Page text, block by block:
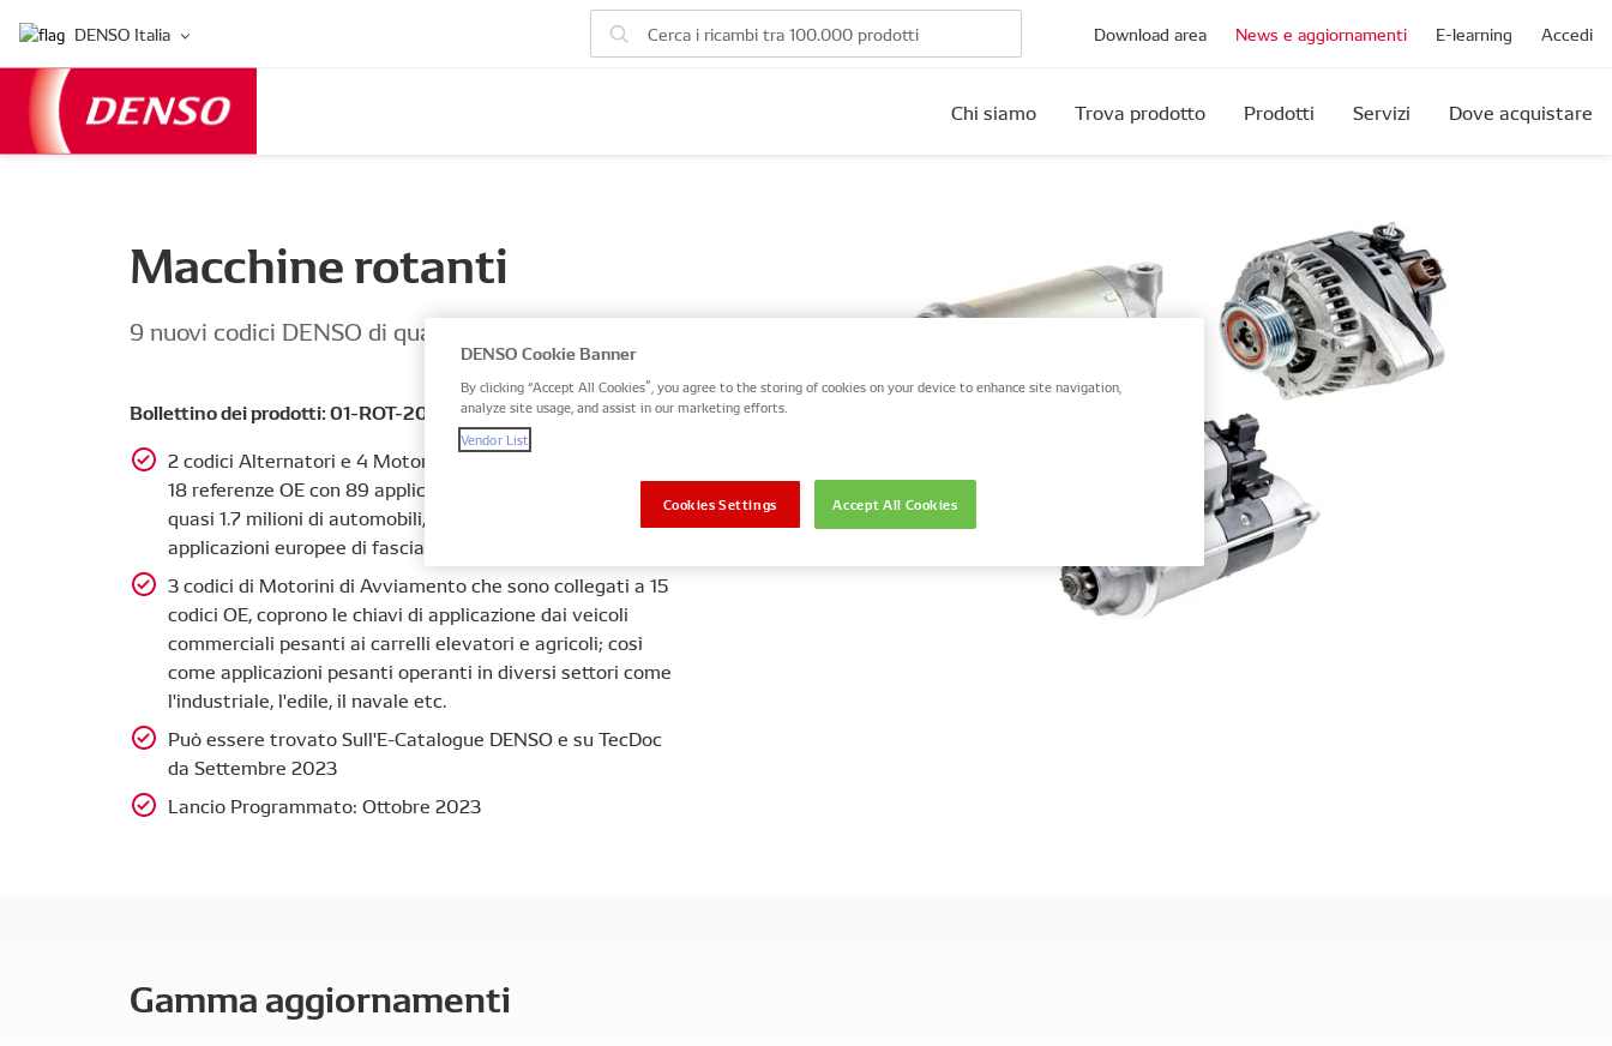
DENSO Italia Download area News e aggiornamenti E-learning Accedi
Chi siamo Trova prodotto Prodotti Servizi Dove acquistare
Macchine rotanti
9 nuovi codici DENSO di qualità premium
Bollettino dei prodotti: 01-ROT-2023-IT
2 codici Alternatori e 4 Motorini di Avviamento collegati a
18 referenze OE con 89 applicazioni e una copertura di
quasi 1.7 milioni di automobili, in particolare per le
applicazioni europee di fascia alta
3 codici di Motorini di Avviamento che sono collegati a 15
codici OE, coprono le chiavi di applicazione dai veicoli
commerciali pesanti ai carrelli elevatori e agricoli; così
come applicazioni pesanti operanti in diversi settori come
l'industriale, l'edile, il navale etc.
Può essere trovato Sull'E-Catalogue DENSO e su TecDoc
da Settembre 2023
Lancio Programmato: Ottobre 2023
Gamma aggiornamenti
DENSO Cookie Banner
By clicking “Accept All Cookies”, you agree to the storing of cookies on your device to enhance site navigation,
analyze site usage, and assist in our marketing efforts.
Vendor List
Accept All Cookies
Cookies Settings